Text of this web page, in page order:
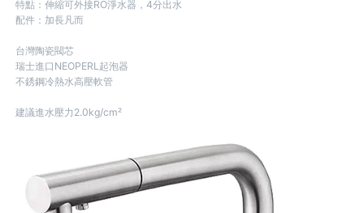
特點：伸縮可外接RO淨水器，4分出水
配件：加長凡而
台灣陶瓷閥芯
瑞士進口NEOPERL起泡器
不銹鋼冷熱水高壓軟管
建議進水壓力2.0kg/cm²